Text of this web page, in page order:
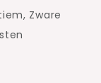
Zware